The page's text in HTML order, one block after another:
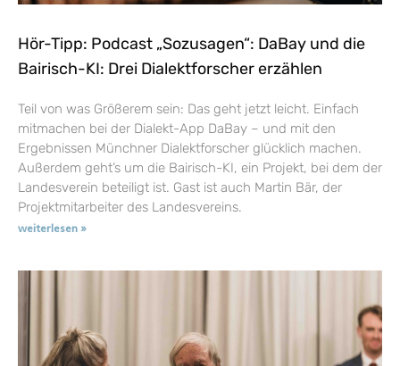
Hör-Tipp: Podcast „Sozusagen“: DaBay und die
Bairisch-KI: Drei Dialektforscher erzählen
Teil von was Größerem sein: Das geht jetzt leicht. Einfach
mitmachen bei der Dialekt-App DaBay – und mit den
Ergebnissen Münchner Dialektforscher glücklich machen.
Außerdem geht’s um die Bairisch-KI, ein Projekt, bei dem der
Landesverein beteiligt ist. Gast ist auch Martin Bär, der
Projektmitarbeiter des Landesvereins.
weiterlesen »